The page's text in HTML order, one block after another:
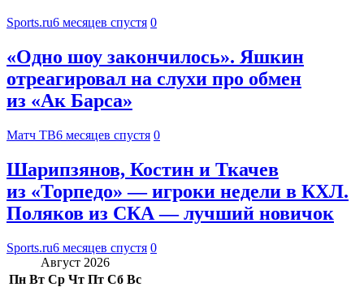
Sports.ru6 месяцев спустя 0
«Одно шоу закончилось». Яшкин
отреагировал на слухи про обмен
из «Ак Барса»
Матч ТВ6 месяцев спустя 0
Шарипзянов, Костин и Ткачев
из «Торпедо» — игроки недели в КХЛ.
Поляков из СКА — лучший новичок
Sports.ru6 месяцев спустя 0
Август 2026
Пн Вт Ср Чт Пт Сб Вс